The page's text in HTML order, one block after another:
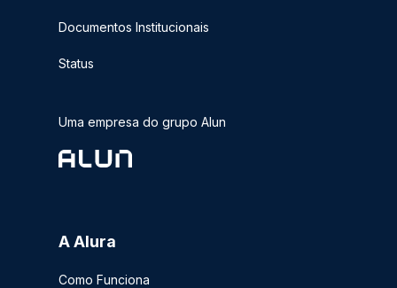
Documentos Institucionais
Status
Uma empresa do grupo Alun
A Alura
Como Funciona